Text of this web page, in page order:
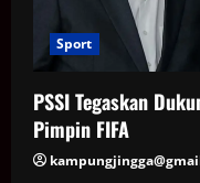
Sport
PSSI Tegaskan
Pimpin FIFA